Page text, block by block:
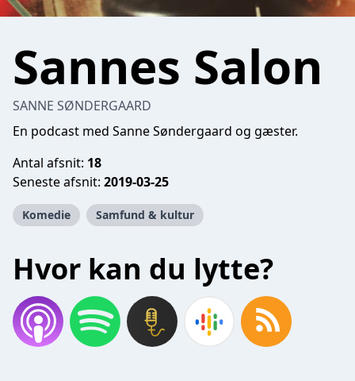
Sannes Salon
SANNE SØNDERGAARD
En podcast med Sanne Søndergaard og gæster.
Antal afsnit: 18
Seneste afsnit: 2019-03-25
Komedie Samfund & kultur
Hvor kan du lytte?